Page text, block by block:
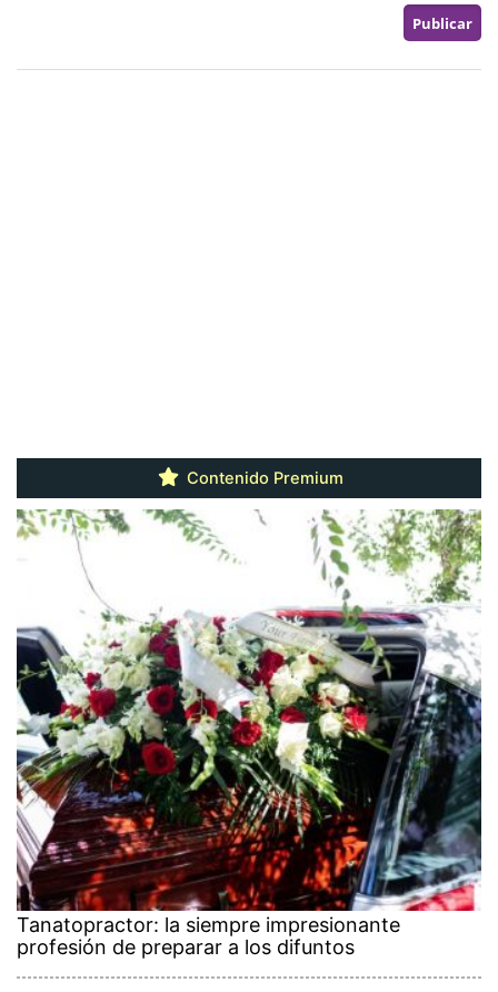
Contenido Premium
Tanatopractor: la siempre impresionante
profesión de preparar a los difuntos